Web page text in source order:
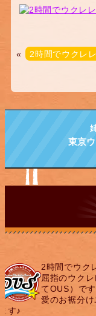
« 2時間でウクレ
東京
2時間でウク
屈指のウク
てOUS）です
愛のお裾分
す♪